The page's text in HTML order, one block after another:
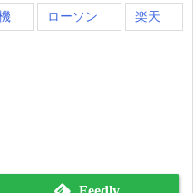
ローソン 楽天